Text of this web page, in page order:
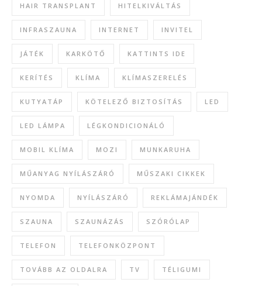
HAIR TRANSPLANT HITELKIVÁLTÁS
INFRASZAUNA INTERNET INVITEL
JÁTÉK KARKÖTŐ KATTINTS IDE
KERÍTÉS KLÍMA KLÍMASZERELÉS
KUTYATÁP KÖTELEZŐ BIZTOSÍTÁS LED
LED LÁMPA LÉGKONDICIONÁLÓ
MOBIL KLÍMA MOZI MUNKARUHA
MŰANYAG NYÍLÁSZÁRÓ MŰSZAKI CIKKEK
NYOMDA NYÍLÁSZÁRÓ REKLÁMAJÁNDÉK
SZAUNA SZAUNÁZÁS SZÓRÓLAP
TELEFON TELEFONKÖZPONT
TOVÁBB AZ OLDALRA TV TÉLIGUMI